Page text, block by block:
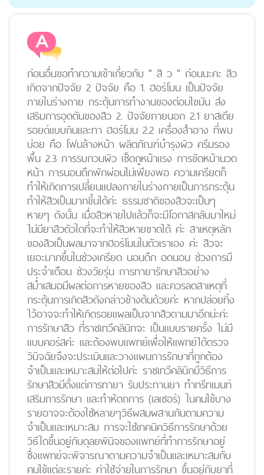
ก่อนอื่นขอทำความเข้าเกี่ยวกับ " สิ ว " ก่อนนะคะ สิว
เกิดจากปัจจัย 2 ปัจจัย คือ 1. ฮอร์โมน เป็นปัจจัย
ภายในร่างกาย กระตุ้นการทำงานของต่อมไขมัน ส่ง
เสริมการอุดตันของสิว 2. ปัจจัยภายนอก 2.1 ยาสเตีย
รอยด์แบบกินและทา ฮอร์โมน 2.2 เครื่องสำอาง ที่พบ
บ่อย คือ โฟมล้างหน้า ผลิตภัณฑ์บำรุงผิว ครีมรอง
พื้น 2.3 การรบกวนผิว เช็ดถูหน้าแรง การขัดหน้านวด
หน้า การนอนดึกพักผ่อนไม่เพียงพอ ความเครียดก็
ทำให้เกิดการเปลี่ยนแปลงภายในร่างกายเป็นการกระตุ้น
ทำให้สิวเป็นมากขี้นได้ค่ะ ธรรมชาติของสิวจะเป็นๆ
หายๆ ดังนั้น เมื่อสิวหายไปแล้วก็จะมีโอกาสกลับมาใหม่
ไม่มียาสิวตัวใดที่จะทำให้สิวหายขาดได้ ค่ะ สาเหตุหลัก
ของสิวเป็นผลมาจากฮอร์โมนในตัวเราเอง ค่ะ สิวจะ
เยอะมากขึ้นในช่วงเครียด นอนดึก อดนอน ช่วงการมี
ประจำเดือน ช่วงวัยรุ่น การทายารักษาสิวอย่าง
สม่ำเสมอมีผลต่อการหายของสิว และควรลดสาเหตุที่
กระตุ้นการเกิดสิวดังกล่าวข้างต้นด้วยค่ะ หากปล่อยทิ้ง
ไว้อาจจะทำให้เกิดรอยแผลเป็นจากสิวตามมาอีกน่ะค่ะ
การรักษาสิว ที่ราชเทวีคลินิกจะ เป็นแบบรายครั้ง ไม่มี
แบบคอร์สค่ะ และต้องพบแพทย์เพื่อให้แพทย์ได้ตรวจ
วินิจฉัยจึงจะประเมินและวางแผนการรักษาที่ถูกต้อง
จำเป็นและเหมาะสมให้ต่อไปค่ะ ราชเทวีคลินิกมีวิธีการ
รักษาสิวมีตั้งแต่การทายา รับประทานยา ทำทรีทเมนท์
เสริมการรักษา และทำห้ตถการ (เลเซอร์) ในคนไข้บาง
รายอาจจะต้องใช้หลายๆวิธีผสมผสานกันตามความ
จำเป็นและเหมาะสม การจะใช้เทคนิควิธีการรักษาด้วย
วิธีใดขึ้นอยู่กับดุลยพินิจของแพทย์ที่ทำการรักษาอยู่
ซึ่งแพทย์จะพิจารณาตามความจำเป็นและเหมาะสมกับ
คนไข้แต่ละรายค่ะ ค่าใช้จ่ายในการรักษา ขึ้นอยู่กับยาที่